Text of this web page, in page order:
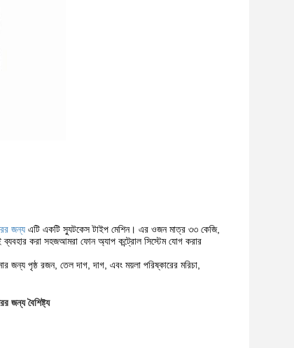
জন্য এটি একটি স্যুটকেস টাইপ মেশিন। এর ওজন মাত্র ৩৩ কেজি,
করা সহজআমরা ফোন অ্যাপ কন্ট্রোল সিস্টেম যোগ করার
পৃষ্ঠ রজন, তেল দাগ, দাগ, এবং ময়লা পরিষ্কারের মরিচা,
জন্য বৈশিষ্ট্য